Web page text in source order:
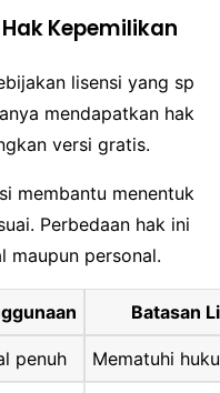
Kepemilikan
lisensi yang sp
mendapatkan hak
versi gratis.
membantu menentuk
Perbedaan hak ini
maupun personal.
Batasan
penuh Mematuhi